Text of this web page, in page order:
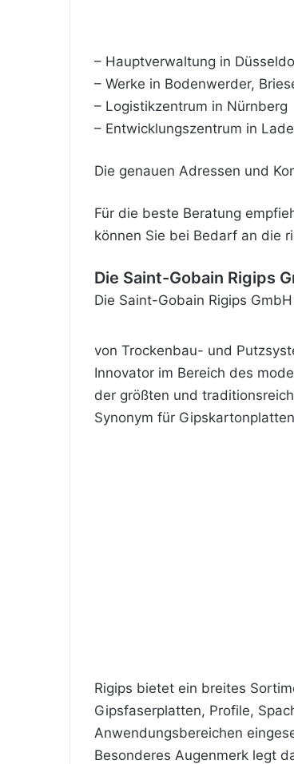
– Hauptverwaltung in
– Werke in Bodenwerder,
– Logistikzentrum in Nürnberg
– Entwicklungszentrum in
Die genauen Adressen und
Für die beste Beratung
können Sie bei Bedarf an die
Die Saint-Gobain Rigips
Die Saint-Gobain Rigips
von Trockenbau- und
Innovator im Bereich des
der größten und
Synonym für
Rigips bietet ein breites
Gipsfaserplatten, Profile,
Anwendungsbereichen
Besonderes Augenmerk legt